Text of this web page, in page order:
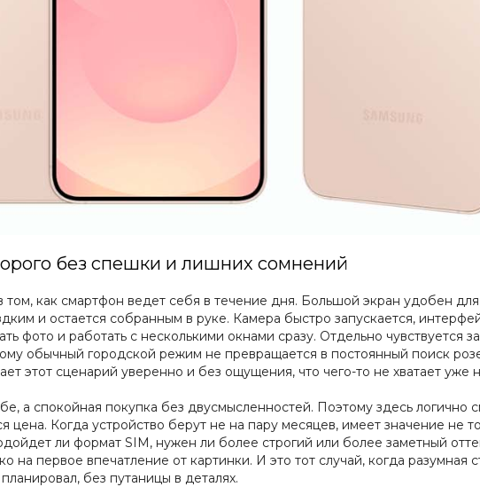
без спешки и лишних сомнений
как смартфон ведет себя в течение дня. Большой экран удобен
и остается собранным в руке. Камера быстро запускается,
фото и работать с несколькими окнами сразу. Отдельно чувствуется
обычный городской режим не превращается в постоянный поиск
этот сценарий уверенно и без ощущения, что чего-то не хватает уже
а спокойная покупка без двусмысленностей. Поэтому здесь логично
Когда устройство берут не на пару месяцев, имеет значение не
ли формат SIM, нужен ли более строгий или более заметный
на первое впечатление от картинки. И это тот случай, когда
без путаницы в деталях.